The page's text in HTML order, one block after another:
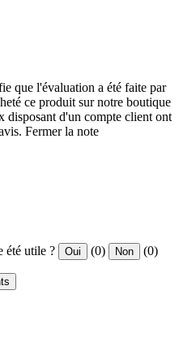
que l'évaluation a été faite par
ce produit sur notre boutique
disposant d'un compte client ont
Fermer la note
été utile ? Oui (0) Non (0)